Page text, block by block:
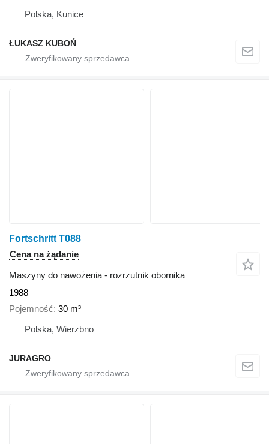
Polska, Kunice
ŁUKASZ KUBOŃ
Fortschritt T088
Cena na żądanie
Maszyny do nawożenia - rozrzutnik obornika
1988
Pojemność 30 m³
Polska, Wierzbno
JURAGRO